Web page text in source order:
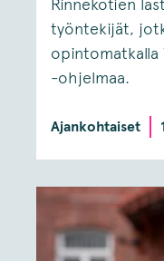
Rinnekotien
työntekijät,
opintomatkalla
-ohjelmaa.
Ajankohtaiset